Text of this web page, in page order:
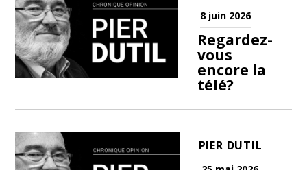
8 juin 2026
Regardez-
vous
encore la
télé?
PIER DUTIL